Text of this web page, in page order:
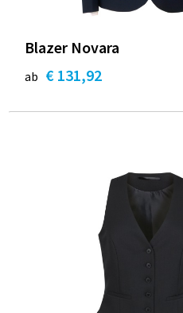
Blazer Novara
ab € 131,92